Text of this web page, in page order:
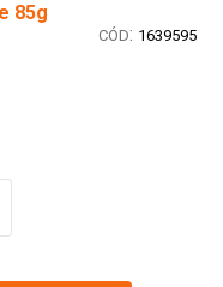
85g
: 1639595